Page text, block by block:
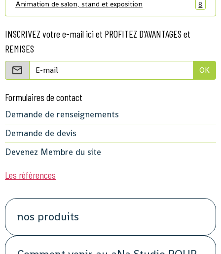
Animation de salon, stand et exposition 8
INSCRIVEZ votre e-mail ici et PROFITEZ D'AVANTAGES et
REMISES
OK
Formulaires de contact
Demande de renseignements
Demande de devis
Devenez Membre du site
Les références
nos produits